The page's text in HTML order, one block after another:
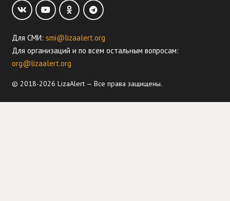
Для СМИ: smi@lizaalert.org
Для организаций и по всем остальным вопросам:
org@lizaalert.org
© 2018-2026 LizaAlert — Все права защищены.